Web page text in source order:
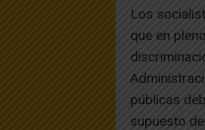
Los
que en
públicas
supuesto